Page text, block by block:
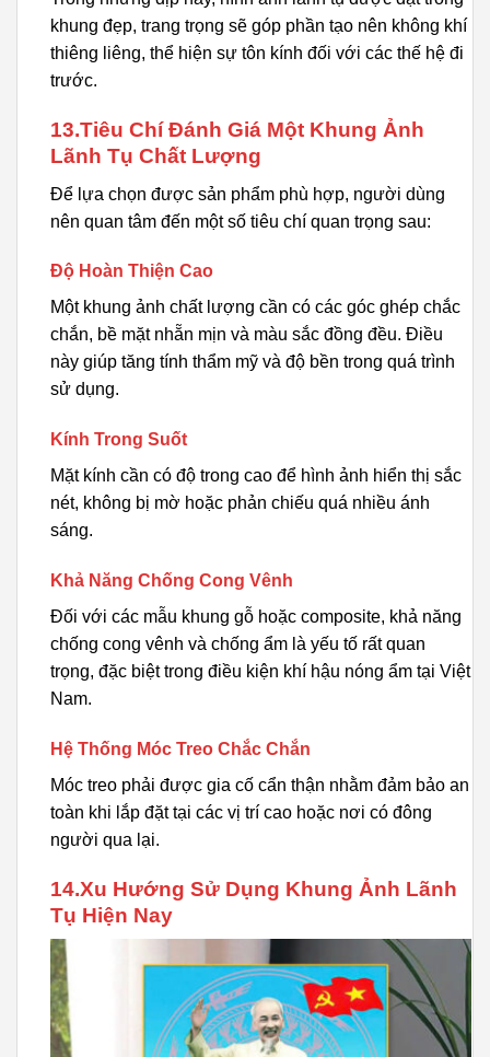
khung đẹp, trang trọng sẽ góp phần tạo nên không khí
thiêng liêng, thể hiện sự tôn kính đối với các thế hệ đi
trước.
13.Tiêu Chí Đánh Giá Một Khung Ảnh
Lãnh Tụ Chất Lượng
Để lựa chọn được sản phẩm phù hợp, người dùng
nên quan tâm đến một số tiêu chí quan trọng sau:
Độ Hoàn Thiện Cao
Một khung ảnh chất lượng cần có các góc ghép chắc
chắn, bề mặt nhẵn mịn và màu sắc đồng đều. Điều
này giúp tăng tính thẩm mỹ và độ bền trong quá trình
sử dụng.
Kính Trong Suốt
Mặt kính cần có độ trong cao để hình ảnh hiển thị sắc
nét, không bị mờ hoặc phản chiếu quá nhiều ánh
sáng.
Khả Năng Chống Cong Vênh
Đối với các mẫu khung gỗ hoặc composite, khả năng
chống cong vênh và chống ẩm là yếu tố rất quan
trọng, đặc biệt trong điều kiện khí hậu nóng ẩm tại Việt
Nam.
Hệ Thống Móc Treo Chắc Chắn
Móc treo phải được gia cố cẩn thận nhằm đảm bảo an
toàn khi lắp đặt tại các vị trí cao hoặc nơi có đông
người qua lại.
14.Xu Hướng Sử Dụng Khung Ảnh Lãnh
Tụ Hiện Nay